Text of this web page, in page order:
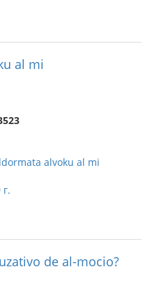
al mi
alvoku al mi
de al-mocio?